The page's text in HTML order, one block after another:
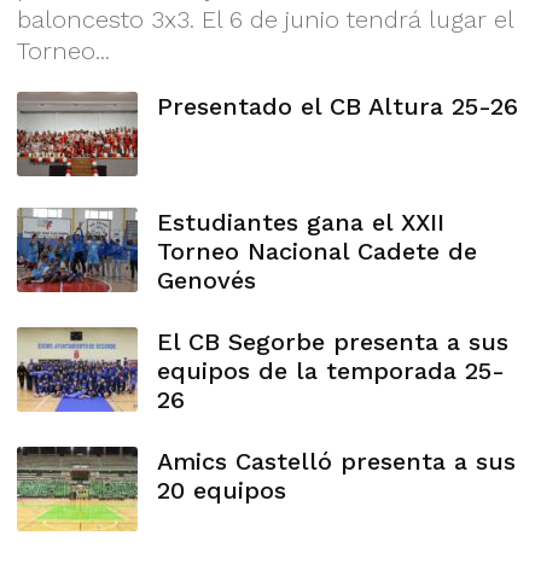
baloncesto 3x3. El 6 de junio tendrá lugar el
Torneo...
Presentado el CB Altura 25-26
Estudiantes gana el XXII
Torneo Nacional Cadete de
Genovés
El CB Segorbe presenta a sus
equipos de la temporada 25-
26
Amics Castelló presenta a sus
20 equipos